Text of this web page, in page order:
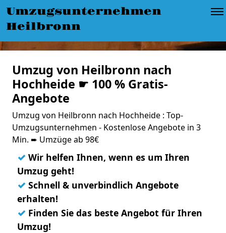
Umzugsunternehmen
Heilbronn
Umzug von Heilbronn nach
Hochheide ☛ 100 % Gratis-
Angebote
Umzug von Heilbronn nach Hochheide : Top-
Umzugsunternehmen - Kostenlose Angebote in 3
Min. ➨ Umzüge ab 98€
✓ Wir helfen Ihnen, wenn es um Ihren
Umzug geht!
✓ Schnell & unverbindlich Angebote
erhalten!
✓ Finden Sie das beste Angebot für Ihren
Umzug!